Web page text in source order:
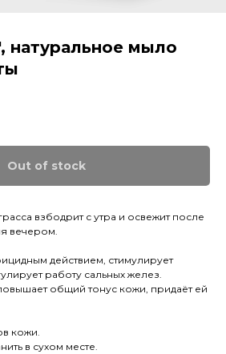
натуральное мыло
Out of stock
взбодрит с утра и освежит после
вечером.
действием, стимулирует
работу сальных желез.
общий тонус кожи, придаёт ей
кожи.
в сухом месте.